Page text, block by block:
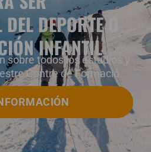
DEPORTE O
INFANTIL
sobre todos los estudios y
Centre deFormació